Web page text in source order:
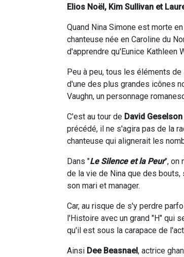
Elios Noël, Kim Sullivan et
Quand Nina Simone est morte
chanteuse née en Caroline du
d'apprendre qu'Eunice Kathleen
Peu à peu, tous les éléments
d'une des plus grandes icônes
Vaughn, un personnage
C'est au tour de David Geselson
précédé, il ne s'agira pas de la
chanteuse qui alignerait les
Dans "Le Silence et la Peur", on
de la vie de Nina que des
son mari et manager.
Car, au risque de s'y perdre
l'Histoire avec un grand "H" qui
qu'il est sous la carapace de
Ainsi Dee Beasnael, actrice